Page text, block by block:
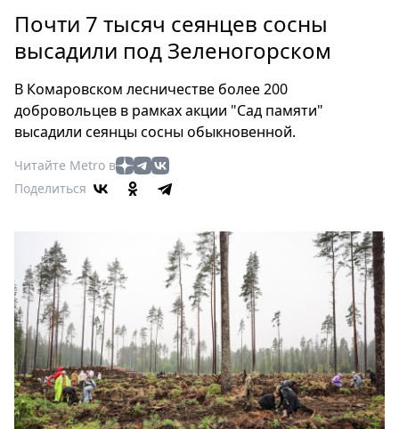
Россия
Мир
Еда
Туризм
Театр
Кино
Выставки
Пресс-
релизы
О
Metro
Стримы
Спецпроекты
Почти 7 тысяч сеянцев сосны
высадили под Зеленогорском
В Комаровском лесничестве более 200
добровольцев в рамках акции "Сад памяти"
высадили сеянцы сосны обыкновенной.
Читайте Metro в
Поделиться